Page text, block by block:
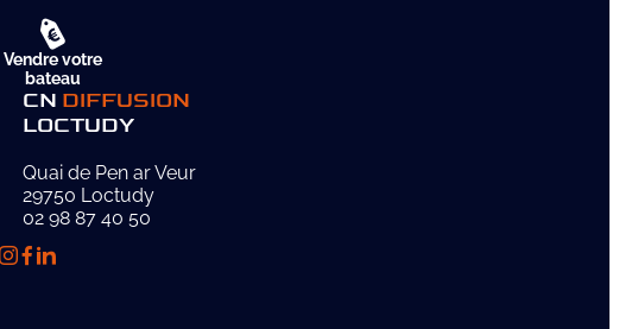
Vendre votre
bateau
CN DIFFUSION
LOCTUDY
Quai de Pen ar Veur
29750 Loctudy
02 98 87 40 50